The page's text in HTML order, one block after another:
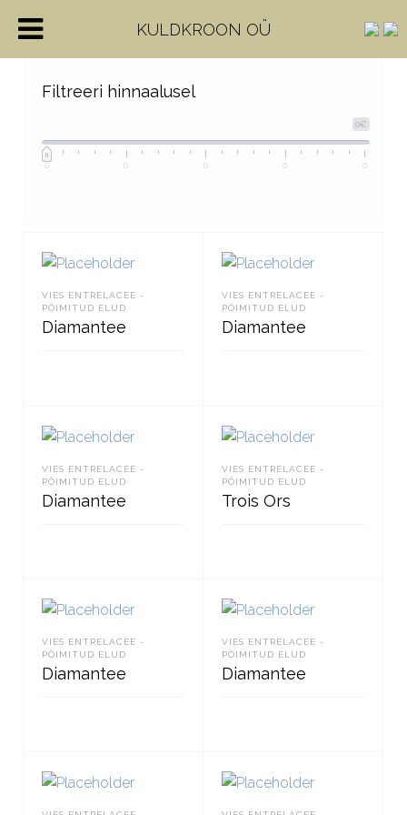
Filtreeri hinnaalusel
0€
0 0 0 0 0
VIES ENTRELACEE -
PÕIMITUD ELUD
Diamantee
VIES ENTRELACEE -
PÕIMITUD ELUD
Diamantee
VIES ENTRELACEE -
PÕIMITUD ELUD
Diamantee
VIES ENTRELACEE -
PÕIMITUD ELUD
Trois Ors
VIES ENTRELACEE -
PÕIMITUD ELUD
Diamantee
VIES ENTRELACEE -
PÕIMITUD ELUD
Diamantee
KULDKROON OÜ